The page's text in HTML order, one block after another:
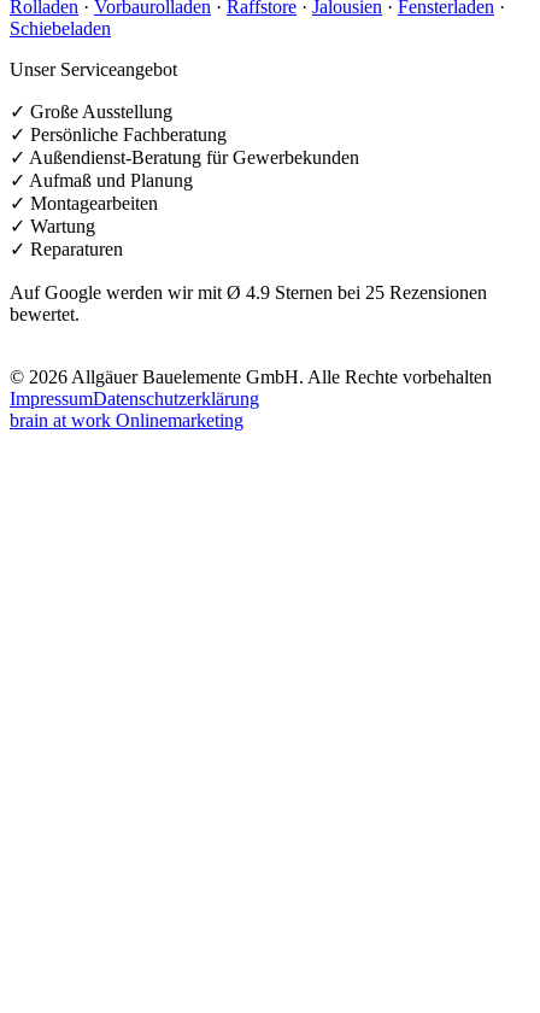
Rolladen · Vorbaurolladen · Raffstore · Jalousien · Fensterladen ·
Schiebeladen
Unser Serviceangebot
✓ Große Ausstellung
✓ Persönliche Fachberatung
✓ Außendienst-Beratung für Gewerbekunden
✓ Aufmaß und Planung
✓ Montagearbeiten
✓ Wartung
✓ Reparaturen
Auf Google werden wir mit Ø 4.9 Sternen bei 25 Rezensionen
bewertet.
© 2026 Allgäuer Bauelemente GmbH. Alle Rechte vorbehalten
ImpressumDatenschutzerklärung
brain at work Onlinemarketing